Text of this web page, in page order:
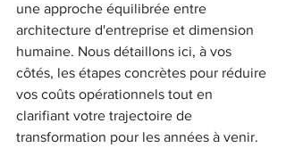
une approche équilibrée entre
architecture d'entreprise et dimension
humaine. Nous détaillons ici, à vos
côtés, les étapes concrètes pour réduire
vos coûts opérationnels tout en
clarifiant votre trajectoire de
transformation pour les années à venir.